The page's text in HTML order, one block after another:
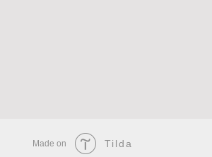
Made on Tilda